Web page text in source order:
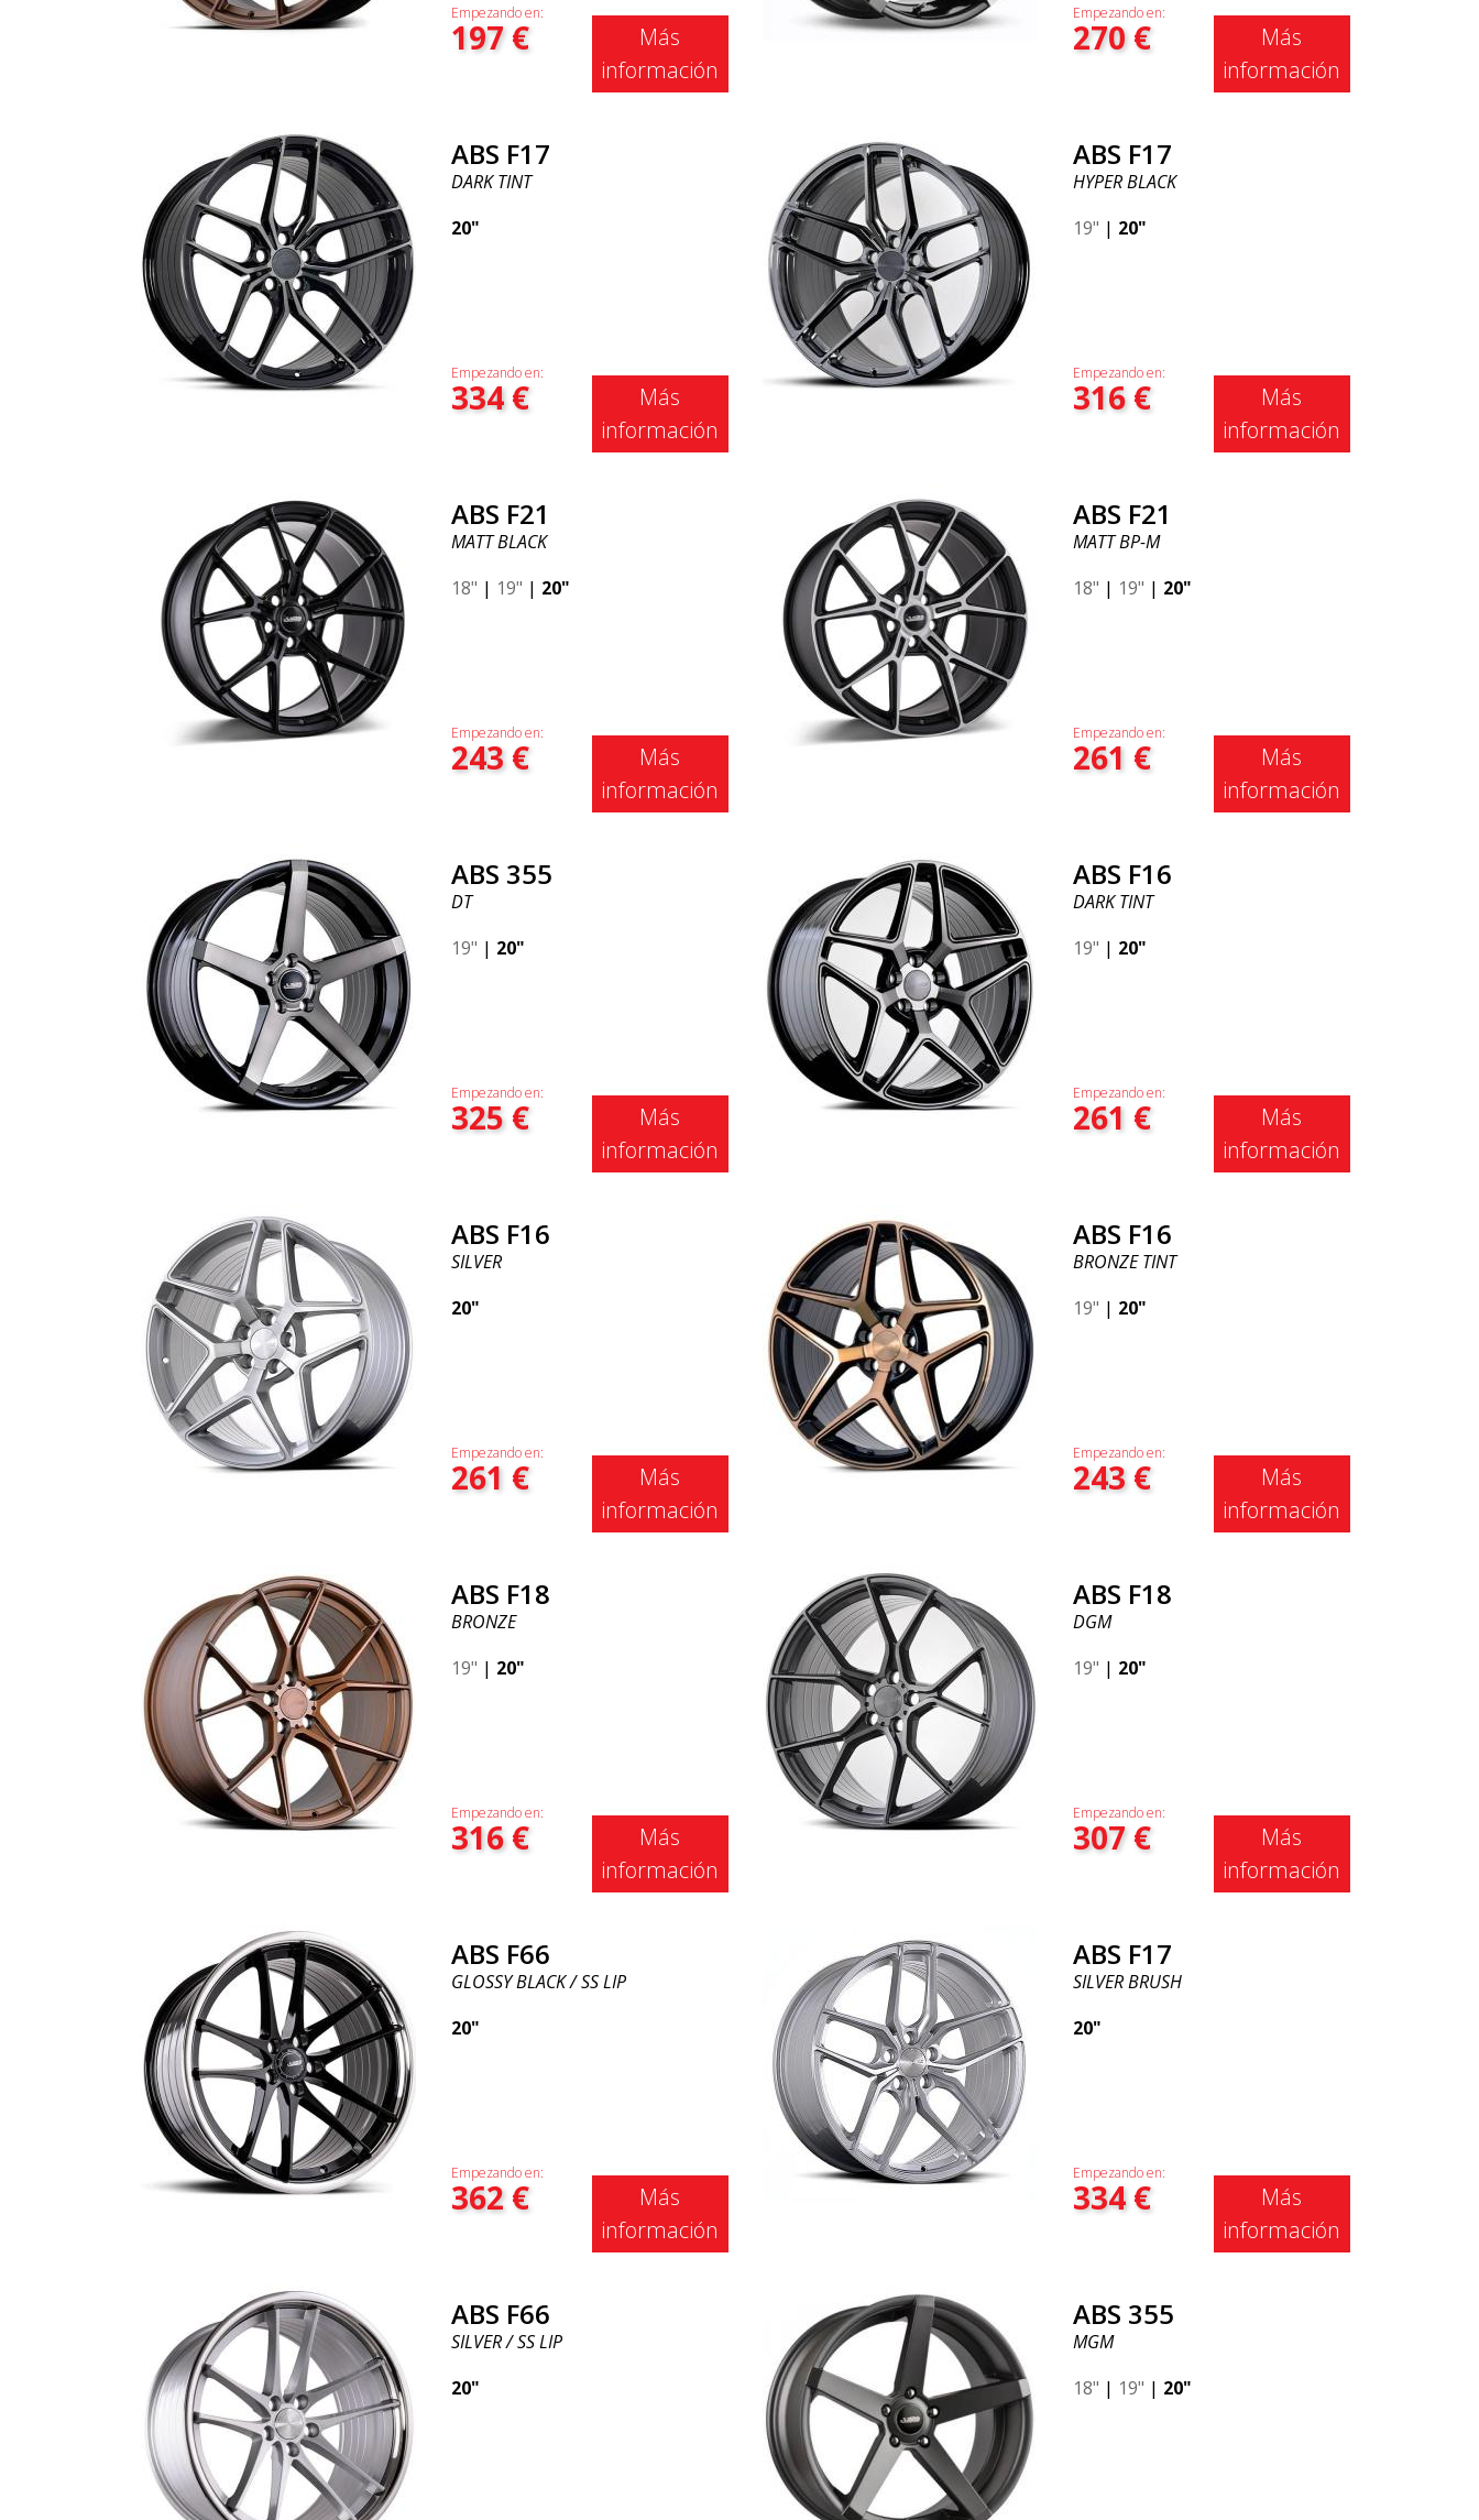
Empezando en:
197€
Más
información
Empezando en:
270€
Más
información
ABS F17
DARK TINT
20"
Empezando en:
334€
Más
información
ABS F17
HYPER BLACK
19" | 20"
Empezando en:
316€
Más
información
ABS F21
MATT BLACK
18" | 19" | 20"
Empezando en:
243€
Más
información
ABS F21
MATT BP-M
18" | 19" | 20"
Empezando en:
261 €
Más
información
ABS 355
DT
19" | 20"
Empezando en:
325€
Más
información
ABS F16
DARK TINT
19" | 20"
Empezando en:
261 €
Más
información
ABS F16
SILVER
20"
Empezando en:
261 €
Más
información
ABS F16
BRONZE TINT
19" | 20"
Empezando en:
243€
Más
información
ABS F18
BRONZE
19" | 20"
Empezando en:
316€
Más
información
ABS F18
DGM
19" | 20"
Empezando en:
307€
Más
información
ABS F66
GLOSSY BLACK / SS LIP
20"
Empezando en:
362€
Más
información
ABS F17
SILVER BRUSH
20"
Empezando en:
334€
Más
información
ABS F66
SILVER / SS LIP
20"
ABS 355
MGM
18" | 19" | 20"